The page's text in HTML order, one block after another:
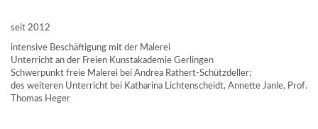
seit 2012
intensive Beschäftigung mit der Malerei
Unterricht an der Freien Kunstakademie Gerlingen
Schwerpunkt freie Malerei bei Andrea Rathert-Schützdeller;
des weiteren Unterricht bei Katharina Lichtenscheidt, Annette Janle, Prof.
Thomas Heger